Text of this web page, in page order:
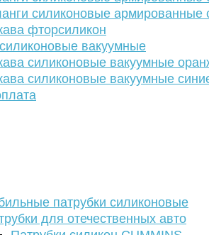
силиконовые армированные
фторсиликон
вакуумные
силиконовые вакуумные
силиконовые вакуумные
патрубки силиконовые
для отечественных авто